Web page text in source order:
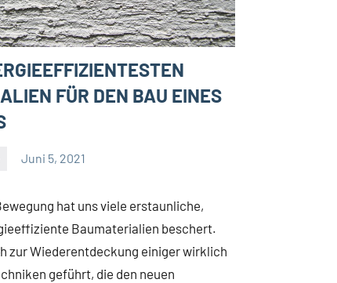
FÜR DEN BAU EINES
Juni 5, 2021
hat uns viele erstaunliche,
Baumaterialien beschert.
zur Wiederentdeckung einiger wirklich
geführt, die den neuen